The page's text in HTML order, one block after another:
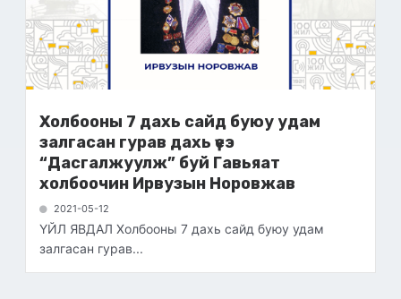
Холбооны 7 дахь сайд буюу удам
залгасан гурав дахь үеэ
“Дасгалжуулж” буй Гавьяат
холбоочин Ирвузын Норовжав
2021-05-12
ҮЙЛ ЯВДАЛ Холбооны 7 дахь сайд буюу удам
залгасан гурав...